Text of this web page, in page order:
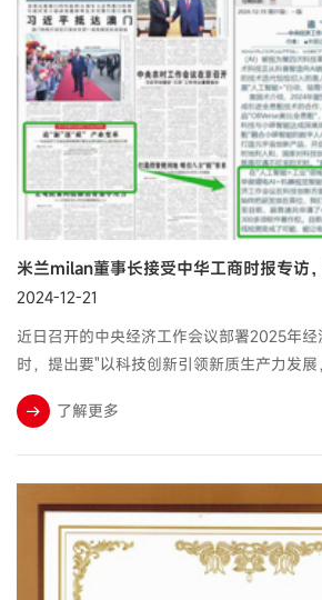
2024-12-21
近日召开的中央经济工作会议部署2025年
时，提出要"以科技创新引领新质生产力发
系"，为科技领域发展指明了方向。
了解更多